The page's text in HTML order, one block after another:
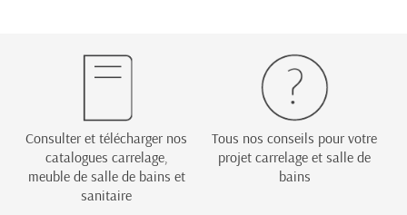
Consulter et télécharger nos
catalogues carrelage,
meuble de salle de bains et
sanitaire
Tous nos conseils pour votre
projet carrelage et salle de
bains